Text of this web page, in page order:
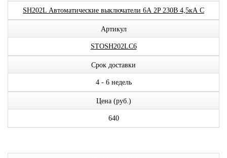
SH202L Автоматические выключатели 6А 2P 230В 4,5кА C
Артикул
STOSH202LC6
Срок доставки
4 - 6 недель
Цена (руб.)
640